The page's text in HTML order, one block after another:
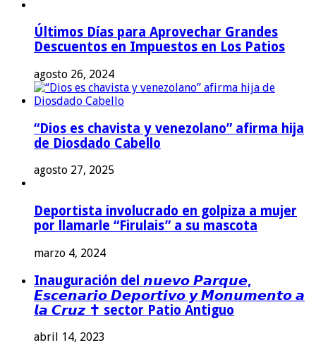
Últimos Días para Aprovechar Grandes
Descuentos en Impuestos en Los Patios
agosto 26, 2024
“Dios es chavista y venezolano” afirma hija
de Diosdado Cabello
agosto 27, 2025
Deportista involucrado en golpiza a mujer
por llamarle “Firulais” a su mascota
marzo 4, 2024
Inauguración del 𝙣𝙪𝙚𝙫𝙤 𝙋𝙖𝙧𝙦𝙪𝙚,
𝙀𝙨𝙘𝙚𝙣𝙖𝙧𝙞𝙤 𝘿𝙚𝙥𝙤𝙧𝙩𝙞𝙫𝙤 𝙮 𝙈𝙤𝙣𝙪𝙢𝙚𝙣𝙩𝙤 𝙖
𝙡𝙖 𝘾𝙧𝙪𝙯 ✝️ sector Patio Antiguo
abril 14, 2023